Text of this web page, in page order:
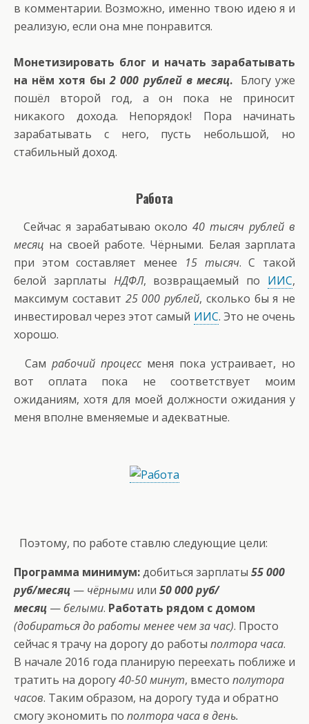
в комментарии. Возможно, именно твою идею я и
реализую, если она мне понравится.
Монетизировать блог и начать зарабатывать
на нём хотя бы2 000 рублей в месяц.Блогу уже
пошёл второй год, а он пока не приносит
никакого дохода. Непорядок! Пора начинать
зарабатывать с него, пусть небольшой, но
стабильный доход.
Работа
Сейчас я зарабатываю около40 тысяч рублей в
месяц на своей работе. Чёрными. Белая зарплата
при этом составляет менее 15 тысяч. С такой
белой зарплаты НДФЛ, возвращаемый по ИИС,
максимум составит 25 000 рублей, сколько бы я не
инвестировал через этот самый ИИС. Это не очень
хорошо.
Сам рабочий процессменя пока устраивает, но
вот оплата пока не соответствует моим
ожиданиям, хотя для моей должности ожидания у
меня вполне вменяемые и адекватные.
Поэтому, по работе ставлю следующие цели:
Программа минимум:добиться зарплаты 55 000
руб/месяц — чёрными или 50 000 руб/
месяц —белыми. Работать рядом с домом
(добираться до работы менее чем за час). Просто
сейчас я трачу на дорогу до работы полтора часа.
В начале 2016 года планирую переехать поближе и
тратить на дорогу40-50 минут, вместо полутора
часов. Таким образом, на дорогу туда и обратно
смогу экономить по полтора часа в день.